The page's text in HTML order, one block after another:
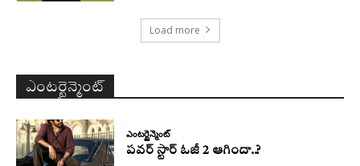
Load more
ఎంటర్టైన్మెంట్
ఎంటర్టైన్మెంట్
పవర్ స్టార్ ఓజీ 2 ఆగిందా..?